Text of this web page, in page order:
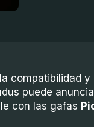
compatibilidad
puede
con las gafas